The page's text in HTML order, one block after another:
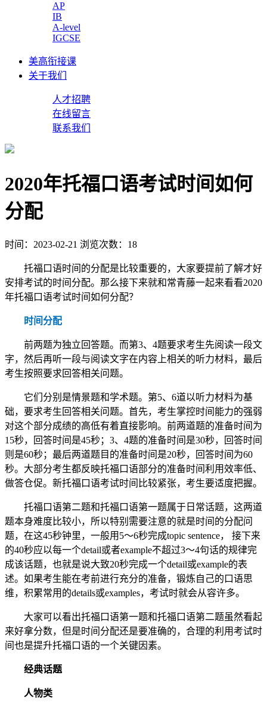
AP
IB
A-level
IGCSE
美高衔接课
关于我们
人才招聘
在线留言
联系我们
2020年托福口语考试时间如何
分配
时间：2023-02-21 浏览次数：18
托福口语时间的分配是比较重要的，大家要提前了解才好
安排考试的时间分配。那么接下来就和常青藤一起来看看2020
年托福口语考试时间如何分配？
时间分配
前两题为独立回答题。而第3、4题要求考生先阅读一段文
字，然后再听一段与阅读文字在内容上相关的听力材料，最后
考生按照要求回答相关问题。
它们分别是情景题和学术题。第5、6道以听力材料为基
础，要求考生回答相关问题。首先，考生掌控时间能力的强弱
对这个部分成绩的高低有着直接影响。前两道题的准备时间为
15秒，回答时间是45秒；3、4题的准备时间是30秒，回答时间
则是60秒；最后两道题目的准备时间是20秒，回答时间为60
秒。大部分考生都反映托福口语部分的准备时间利用效率低、
做答仓促。新托福口语考试时间比较紧张，考生要适度把握。
托福口语第二题和托福口语第一题属于日常话题，这两道
题本身难度比较小，所以特别需要注意的就是时间的分配问
题，在这45秒钟里，一般用5～6秒完成topic sentence， 接下来
的40秒应以每一个detail或者example不超过3～4句话的规律完
成该话题，也就是说大致20秒完成一个detail或example的表
述。如果考生能在考前进行充分的准备，锻炼自己的口语思
维，积累常用的details或examples，考试时就会从容许多。
大家可以看出托福口语第一题和托福口语第二题虽然看起
来好拿分数，但是时间分配还是要准确的，合理的利用考试时
间也是提升托福口语的一个关键因素。
经典话题
人物类